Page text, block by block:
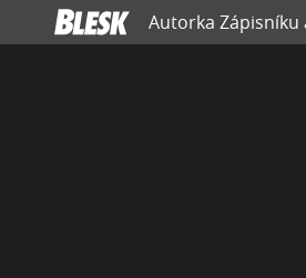
Autorka Zápisníku